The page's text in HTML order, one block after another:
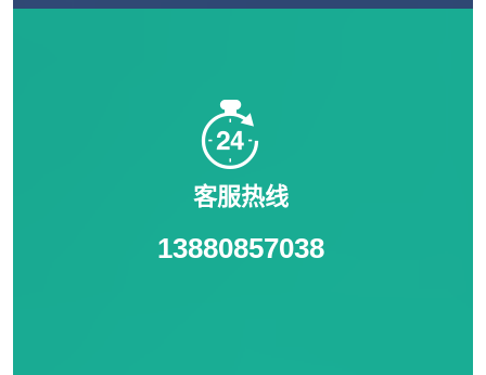
客服热线
13880857038